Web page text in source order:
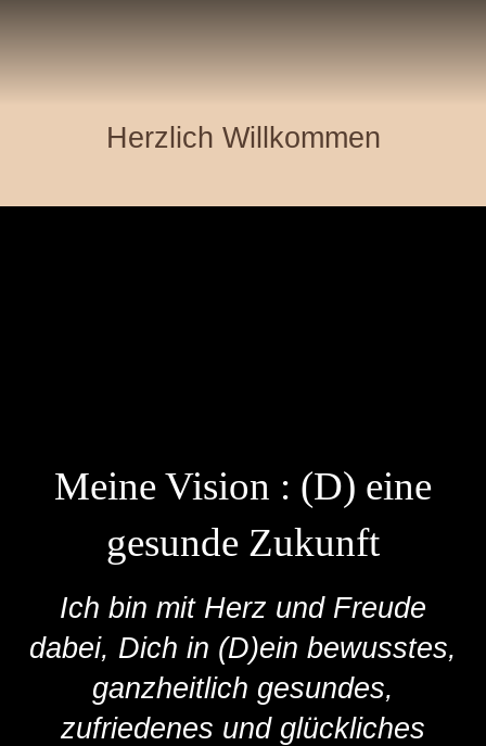
Herzlich Willkommen
Meine Vision : (D) eine
gesunde Zukunft
Ich bin mit Herz und Freude
dabei, Dich in (D)ein bewusstes,
ganzheitlich gesundes,
zufriedenes und glückliches